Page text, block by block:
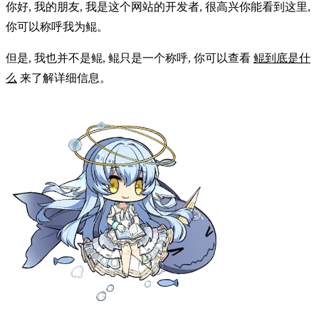
你好, 我的朋友, 我是这个网站的开发者, 很高兴你能看到这里,
你可以称呼我为鲲。
但是, 我也并不是鲲, 鲲只是一个称呼, 你可以查看 鲲到底是什
么 来了解详细信息。